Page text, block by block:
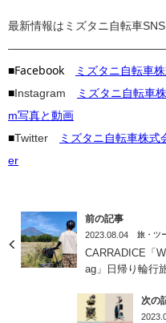
最新情報はミズタニ自転車SNS
■Facebook ミズタニ自転車
■Instagram
ミズタニ自転車
m写真と動画
■Twitter
ミズタニ自転車株
er
前の記事
2023.08.04 旅・ツ
CARRADICE「
ag」日帰り輪行
次の